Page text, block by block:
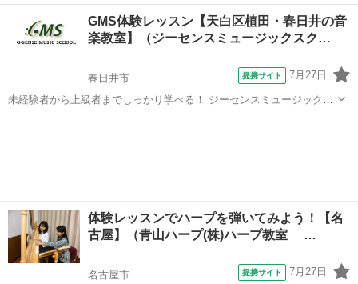
ッコよくひけるか。。。を 学びます。
ピアノ
GMS体験レッスン【天白区植田・春日井の音
楽教室】（ジーセンスミュージックスク…
春日井市 提携サイト 7月27日
未経験者から上級者までしっかり学べる！ ジーセンスミュージックス
体験レッスンでハープを弾いてみよう！【名
古屋】（青山ハープ(株)ハープ教室 …
名古屋市 提携サイト 7月27日